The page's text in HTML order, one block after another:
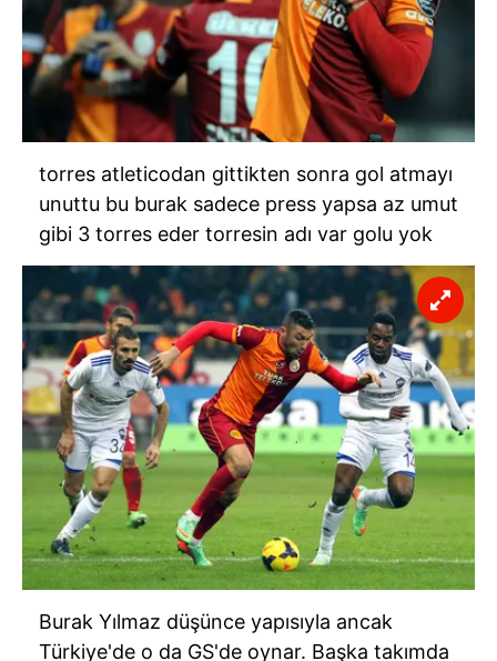
torres atleticodan gittikten sonra gol atmayı
unuttu bu burak sadece press yapsa az umut
gibi 3 torres eder torresin adı var golu yok
Burak Yılmaz düşünce yapısıyla ancak
Türkiye'de o da GS'de oynar. Başka takımda